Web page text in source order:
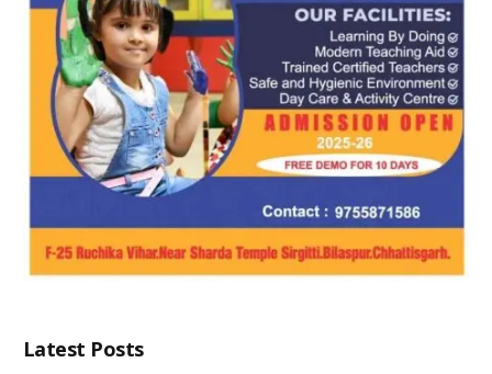
Latest Posts